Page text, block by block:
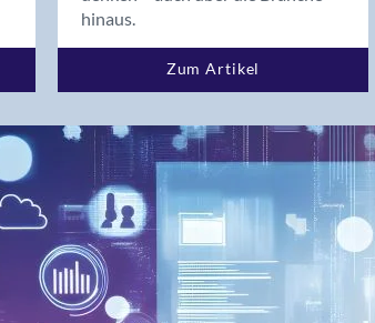
Birsfelden
Bolligen
Bonaduz
Bonstetten
Bottighofen
Bremgarten bei Bern
hinaus.
Zum Artikel